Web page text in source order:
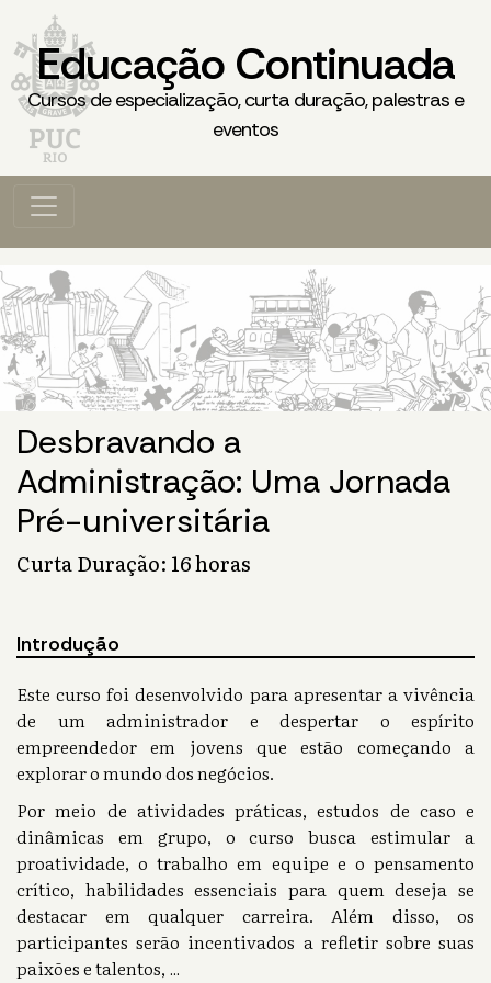
Educação Continuada
Cursos de especialização, curta duração, palestras e
eventos
Desbravando a
Administração: Uma Jornada
Pré-universitária
Curta Duração: 16 horas
Introdução
Este curso foi desenvolvido para apresentar a vivência
de um administrador e despertar o espírito
empreendedor em jovens que estão começando a
explorar o mundo dos negócios.
Por meio de atividades práticas, estudos de caso e
dinâmicas em grupo, o curso busca estimular a
proatividade, o trabalho em equipe e o pensamento
crítico, habilidades essenciais para quem deseja se
destacar em qualquer carreira. Além disso, os
participantes serão incentivados a refletir sobre suas
paixões e talentos, ...